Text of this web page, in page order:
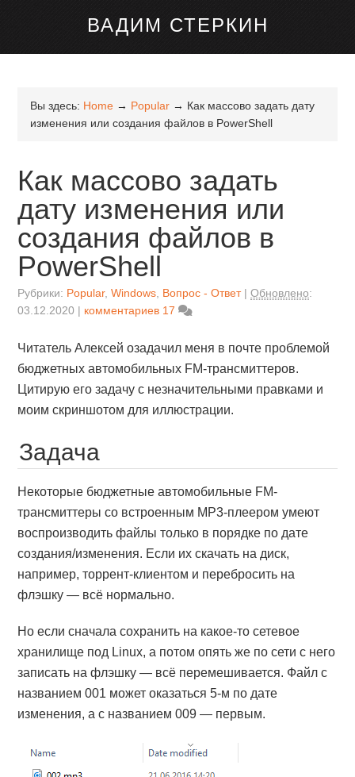
ВАДИМ СТЕРКИН
Вы здесь: Home → Popular → Как массово задать дату
изменения или создания файлов в PowerShell
Как массово задать
дату изменения или
создания файлов в
PowerShell
Рубрики: Popular,Windows Вопрос - Ответ Обновлено:
03.12.2020
комментариев 17
Читатель Алексей озадачил меня в почте проблемой
бюджетных автомобильных FM-трансмиттеров.
Цитирую его задачу с незначительными правками и
моим скриншотом для иллюстрации.
Задача
Некоторые бюджетные автомобильные FM-
трансмиттеры со встроенным MP3-плеером умеют
воспроизводить файлы только в порядке по дате
создания/изменения. Если их скачать на диск,
например, торрент-клиентом и перебросить на
флэшку — всё нормально.
Но если сначала сохранить на какое-то сетевое
хранилище под Linux, а потом опять же по сети с него
записать на флэшку — всё перемешивается. Файл с
названием 001 может оказаться 5-м по дате
изменения, а с названием 009 — первым.